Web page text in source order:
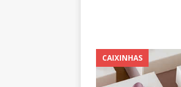
CAIXINHAS